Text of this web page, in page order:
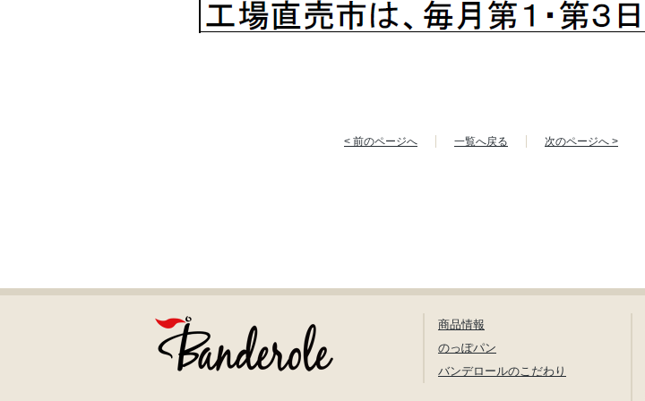
< 前のページへ 一覧へ戻る 次のページへ >
商品情報
のっぽパン
バンデロールのこだわり